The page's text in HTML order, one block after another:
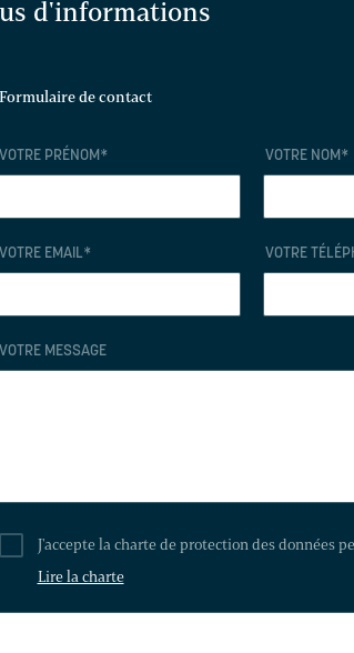
d'informations
Formulaire de contact
VOTRE PRÉNOM* VOTRE NOM*
VOTRE EMAIL* VOTRE
VOTRE MESSAGE
J'accepte la charte de protection des données
Lire la charte